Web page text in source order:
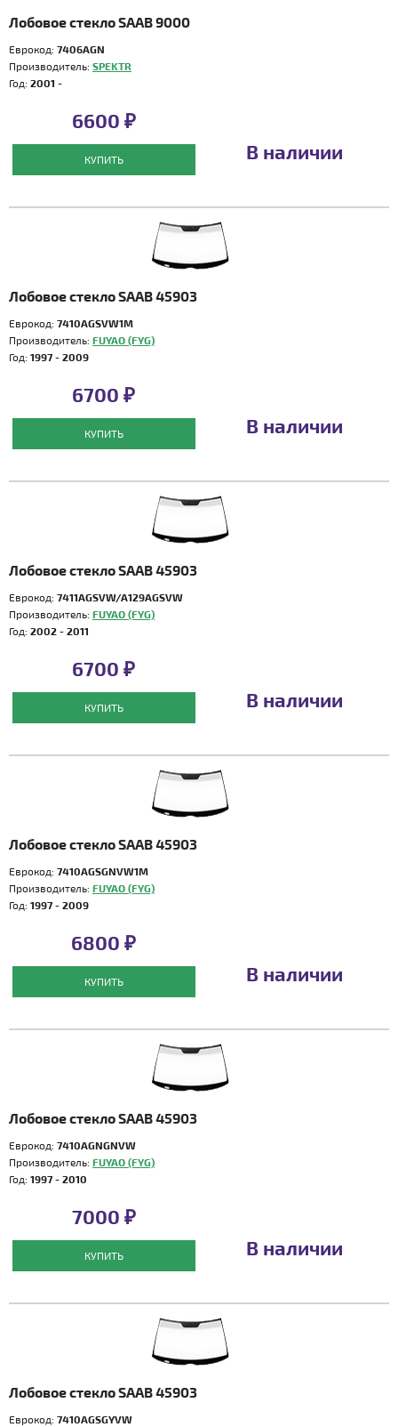
Лобовое стекло SAAB 9000
Еврокод: 7406AGN
Производитель: SPEKTR
Год: 2001 -
6600 ₽
КУПИТЬ В наличии
Лобовое стекло SAAB 45903
Еврокод: 7410AGSVW1M
Производитель: FUYAO (FYG)
Год: 1997 - 2009
6700 ₽
КУПИТЬ В наличии
Лобовое стекло SAAB 45903
Еврокод: 7411AGSVW/A129AGSVW
Производитель: FUYAO (FYG)
Год: 2002 - 2011
6700 ₽
КУПИТЬ В наличии
Лобовое стекло SAAB 45903
Еврокод: 7410AGSGNVW1M
Производитель: FUYAO (FYG)
Год: 1997 - 2009
6800 ₽
КУПИТЬ В наличии
Лобовое стекло SAAB 45903
Еврокод: 7410AGNGNVW
Производитель: FUYAO (FYG)
Год: 1997 - 2010
7000 ₽
КУПИТЬ В наличии
Лобовое стекло SAAB 45903
Еврокод: 7410AGSGYVW